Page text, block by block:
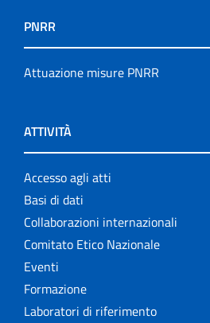
PNRR
Attuazione misure PNRR
ATTIVITÀ
Accesso agli atti
Basi di dati
Collaborazioni internazionali
Comitato Etico Nazionale
Eventi
Formazione
Laboratori di riferimento